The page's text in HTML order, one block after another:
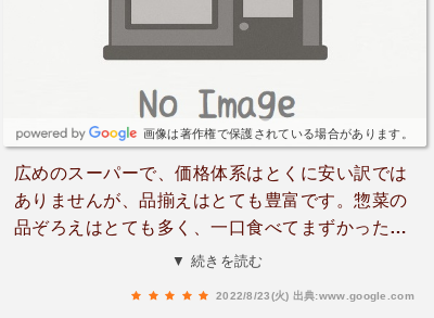
画像は著作権で保護されている場合があります。
広めのスーパーで、価格体系はとくに安い訳では
ありませんが、品揃えはとても豊富です。惣菜の
品ぞろえはとても多く、一口食べてまずかったら
即返金しますとなっており、力を入れているのが
▼ 続きを読む
2022/8/23(火) 出典:www.google.com